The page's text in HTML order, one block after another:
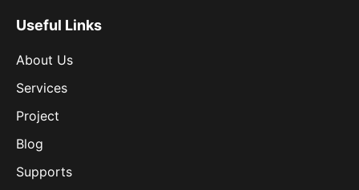
Useful Links
About Us
Services
Project
Blog
Supports